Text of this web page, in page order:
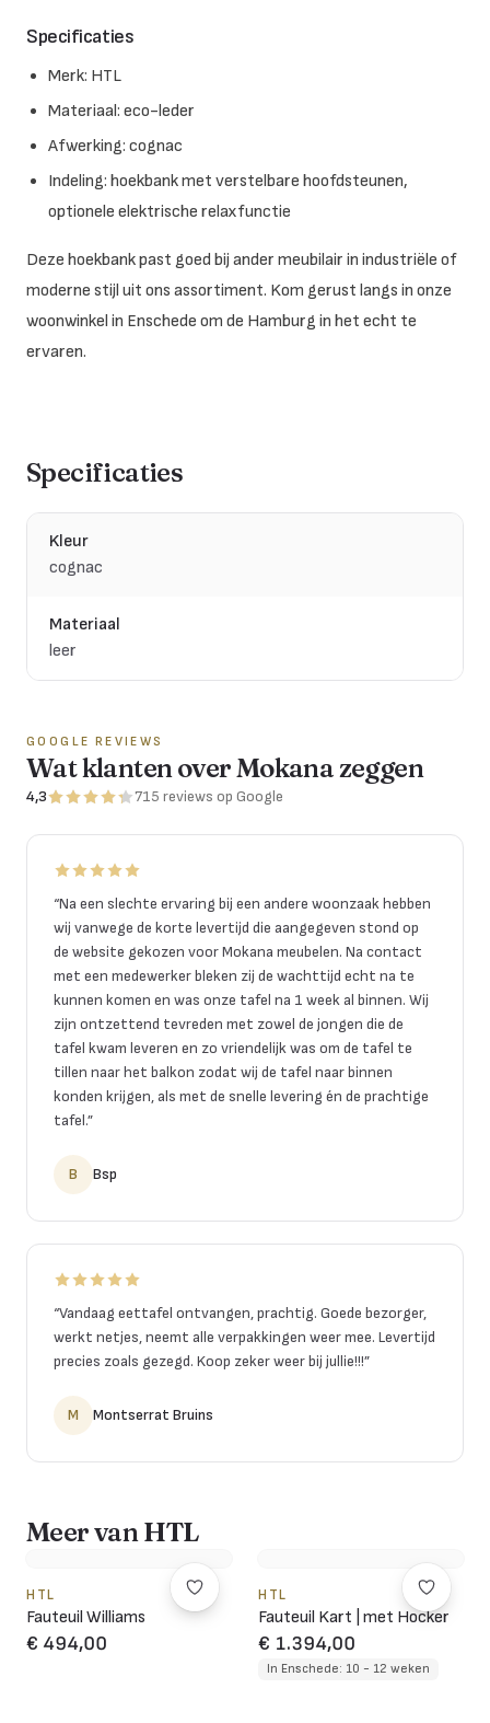
Specificaties
Merk: HTL
Materiaal: eco-leder
Afwerking: cognac
Indeling: hoekbank met verstelbare hoofdsteunen,
optionele elektrische relaxfunctie
Deze hoekbank past goed bij ander meubilair in industriële of
moderne stijl uit ons assortiment. Kom gerust langs in onze
woonwinkel in Enschede om de Hamburg in het echt te
ervaren.
Specificaties
Kleur
cognac
Materiaal
leer
GOOGLE REVIEWS
Wat klanten over Mokana zeggen
4,3 715 reviews op Google
“Na een slechte ervaring bij een andere woonzaak hebben
wij vanwege de korte levertijd die aangegeven stond op
de website gekozen voor Mokana meubelen. Na contact
met een medewerker bleken zij de wachttijd echt na te
kunnen komen en was onze tafel na 1 week al binnen. Wij
zijn ontzettend tevreden met zowel de jongen die de
tafel kwam leveren en zo vriendelijk was om de tafel te
tillen naar het balkon zodat wij de tafel naar binnen
konden krijgen, als met de snelle levering én de prachtige
tafel.”
B Bsp
“Vandaag eettafel ontvangen, prachtig. Goede bezorger,
werkt netjes, neemt alle verpakkingen weer mee. Levertijd
precies zoals gezegd. Koop zeker weer bij jullie!!!”
M Montserrat Bruins
Meer van HTL
HTL
Fauteuil Williams
€ 494,00
HTL
Fauteuil Kart | met Hocker
€ 1.394,00
In Enschede: 10 - 12 weken